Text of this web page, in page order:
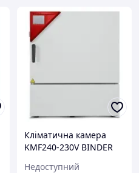
Кліматична камера
KMF240-230V BINDER
Недоступний